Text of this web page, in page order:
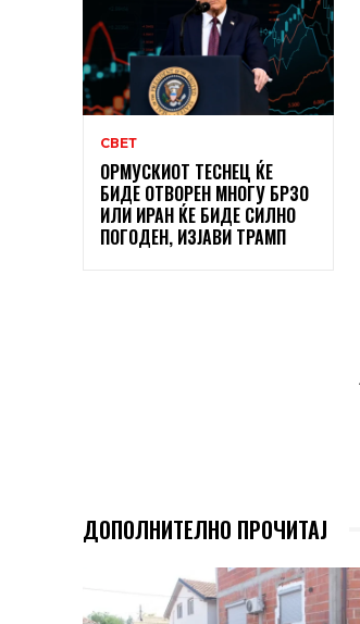
СВЕТ
ОРМУСКИОТ ТЕСНЕЦ ЌЕ
БИДЕ ОТВОРЕН МНОГУ БРЗО
ИЛИ ИРАН ЌЕ БИДЕ СИЛНО
ПОГОДЕН, ИЗЈАВИ ТРАМП
ДОПОЛНИТЕЛНО ПРОЧИТАЈ